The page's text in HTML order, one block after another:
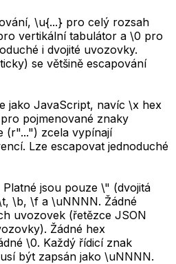
\u{...} pro celý rozsah
vertikální tabulátor a \0 pro
i dvojité uvozovky.
se většině escapování
jako JavaScript, navíc \x hex
pojmenované znaky
(r"...") zcela vypínají
Lze escapovat jednoduché
jsou pouze \" (dvojitá
\b, \f a \uNNNN. Žádné
uvozovek (řetězce JSON
Žádné hex
\0. Každý řídicí znak
být zapsán jako \uNNNN.